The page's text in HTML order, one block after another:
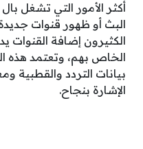
أكثر الأمور التي تشغل
البث أو ظهور قنوات
الكثيرون إضافة القنوات
الخاص بهم، وتعتمد هذه
بيانات التردد والقطبية
الإشارة بنجاح.